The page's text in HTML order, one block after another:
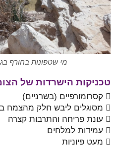
מי שטפונות בחורף
טכניקות הישרדות של
 קסרומורפיים (בשרניים)
 מסוגלים ליבש חלק מהצמח בעיתות יובש
 עונת פריחה והתרבות קצרה
 עמידות למלחים
 מעט פיוניות